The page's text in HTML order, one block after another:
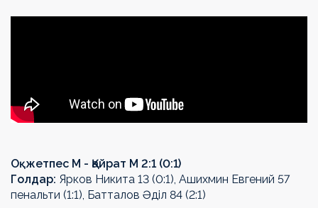
Оқжетпес М - Қайрат М 2:1 (0:1)
Голдар: Ярков Никита 13 (0:1), Ашихмин Евгений 57
пенальти (1:1), Батталов Әділ 84 (2:1)